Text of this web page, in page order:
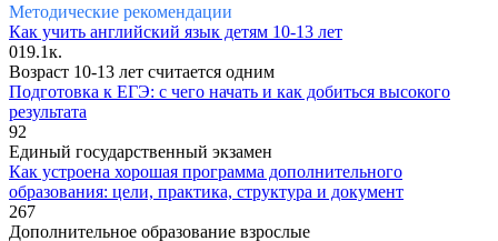
Методические рекомендации
Как учить английский язык детям 10-13 лет
019.1к.
Возраст 10-13 лет считается одним
Подготовка к ЕГЭ: с чего начать и как добиться высокого
результата
92
Единый государственный экзамен
Как устроена хорошая программа дополнительного
образования: цели, практика, структура и документ
267
Дополнительное образование взрослые